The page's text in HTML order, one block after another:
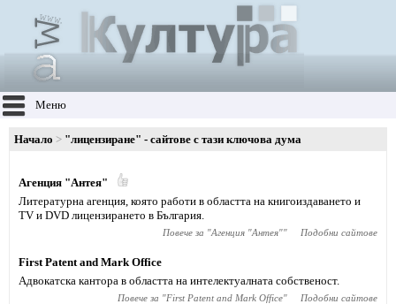
Меню
Начало "лицензиране" - сайтове с тази ключова дума
Агенция "Антея"
Литературна агенция, която работи в областта на книгоиздаването и
TV и DVD лицензирането в България.
Повече за "Агенция "Антея"" Подобни сайтове
First Patent and Mark Office
Адвокатска кантора в областта на интелектуалната собственост.
Повече за "First Patent and Mark Office" Подобни сайтове